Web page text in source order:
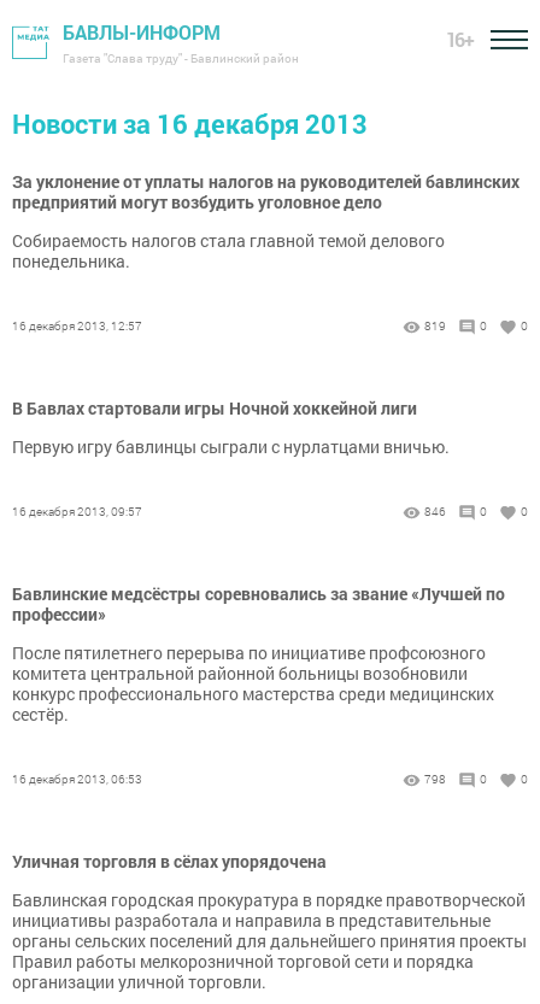
БАВЛЫ-ИНФОРМ
Газета "Слава труду" - Бавлинский район
16+
Новости за 16 декабря 2013
За уклонение от уплаты налогов на руководителей бавлинских
предприятий могут возбудить уголовное дело
Собираемость налогов стала главной темой делового
понедельника.
16 декабря 2013, 12:57 819 0 0
В Бавлах стартовали игры Ночной хоккейной лиги
Первую игру бавлинцы сыграли с нурлатцами вничью.
16 декабря 2013, 09:57 846 0 0
Бавлинские медсёстры соревновались за звание «Лучшей по
профессии»
После пятилетнего перерыва по инициативе профсоюзного
комитета центральной районной больницы возобновили
конкурс профессионального мастерства среди медицинских
сестёр.
16 декабря 2013, 06:53 798 0 0
Уличная торговля в сёлах упорядочена
Бавлинская городская прокуратура в порядке правотворческой
инициативы разработала и направила в представительные
органы сельских поселений для дальнейшего принятия проекты
Правил работы мелкорозничной торговой сети и порядка
организации уличной торговли.